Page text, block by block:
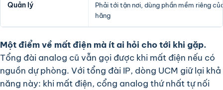
Quản lý
Phải tới tận nơi, dùng phần mềm riêng
hãng
Một điểm về mất điện mà ít ai hỏi cho tới khi gặp.
Tổng đài analog cũ vẫn gọi được khi mất điện nếu có
nguồn dự phòng. Với tổng đài IP, dòng UCM giữ lại khả
năng này: khi mất điện, cổng analog thứ nhất tự nối